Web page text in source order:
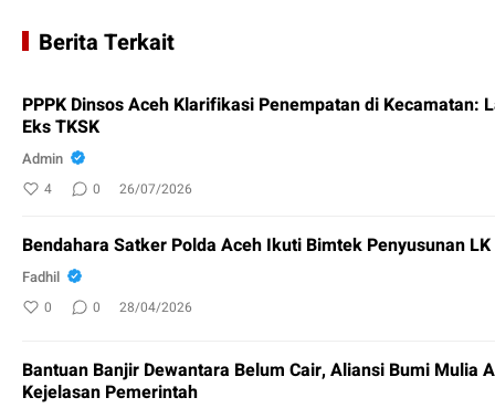
Berita Terkait
PPPK Dinsos Aceh Klarifikasi Penempatan di Kecamatan:
Eks TKSK
Admin
4 0 26/07/2026
Bendahara Satker Polda Aceh Ikuti Bimtek Penyusunan LK
Fadhil
0 0 28/04/2026
Bantuan Banjir Dewantara Belum Cair, Aliansi Bumi Mulia
Kejelasan Pemerintah